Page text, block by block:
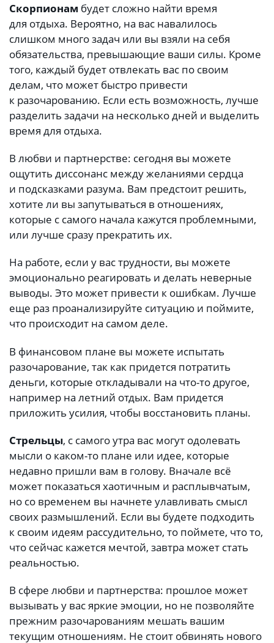
Скорпионам будет сложно найти время
для отдыха. Вероятно, на вас навалилось
слишком много задач или вы взяли на себя
обязательства, превышающие ваши силы. Кроме
того, каждый будет отвлекать вас по своим
делам, что может быстро привести
к разочарованию. Если есть возможность, лучше
разделить задачи на несколько дней и выделить
время для отдыха.
В любви и партнерстве: сегодня вы можете
ощутить диссонанс между желаниями сердца
и подсказками разума. Вам предстоит решить,
хотите ли вы запутываться в отношениях,
которые с самого начала кажутся проблемными,
или лучше сразу прекратить их.
На работе, если у вас трудности, вы можете
эмоционально реагировать и делать неверные
выводы. Это может привести к ошибкам. Лучше
еще раз проанализируйте ситуацию и поймите,
что происходит на самом деле.
В финансовом плане вы можете испытать
разочарование, так как придется потратить
деньги, которые откладывали на что-то другое,
например на летний отдых. Вам придется
приложить усилия, чтобы восстановить планы.
Стрельцы, с самого утра вас могут одолевать
мысли о каком-то плане или идее, которые
недавно пришли вам в голову. Вначале всё
может показаться хаотичным и расплывчатым,
но со временем вы начнете улавливать смысл
своих размышлений. Если вы будете подходить
к своим идеям рассудительно, то поймете, что то,
что сейчас кажется мечтой, завтра может стать
реальностью.
В сфере любви и партнерства: прошлое может
вызывать у вас яркие эмоции, но не позволяйте
прежним разочарованиям мешать вашим
текущим отношениям. Не стоит обвинять нового